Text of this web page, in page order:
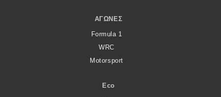
ΑΓΏΝΕΣ
Formula 1
WRC
Motorsport
Eco